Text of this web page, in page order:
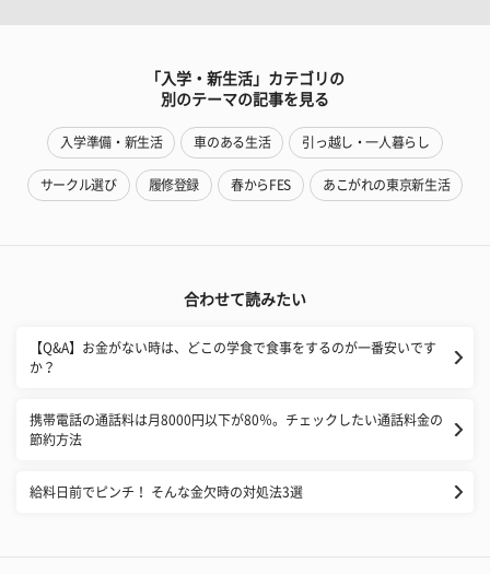
「入学・新生活」カテゴリの
別のテーマの記事を見る
入学準備・新生活 車のある生活 引っ越し・一人暮らし
サークル選び 履修登録 春からFES あこがれの東京新生活
合わせて読みたい
【Q&A】お金がない時は、どこの学食で食事をするのが一番安いです
か？
携帯電話の通話料は月8000円以下が80％。チェックしたい通話料金の
節約方法
給料日前でピンチ！ そんな金欠時の対処法3選